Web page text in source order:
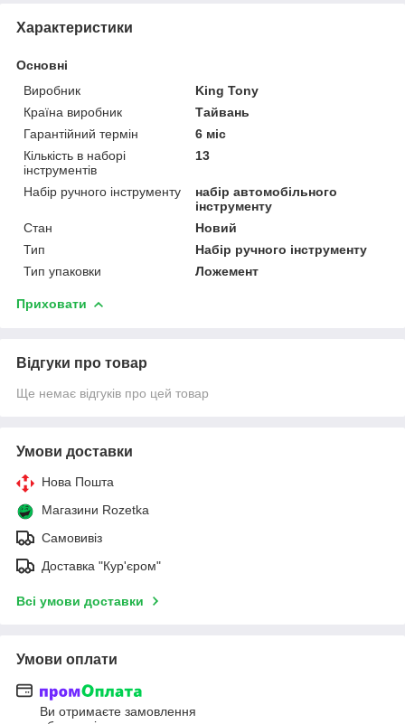
Характеристики
Основні
Виробник
King Tony
Країна виробник
Тайвань
Гарантійний термін
6 міс
Кількість в наборі
інструментів
13
Набір ручного інструменту
набір автомобільного
інструменту
Стан
Новий
Тип
Набір ручного інструменту
Тип упаковки
Ложемент
Приховати
Відгуки про товар
Ще немає відгуків про цей товар
Умови доставки
Нова Пошта
Магазини Rozetka
Самовивіз
Доставка "Кур'єром"
Всі умови доставки
Умови оплати
Ви отримаєте замовлення